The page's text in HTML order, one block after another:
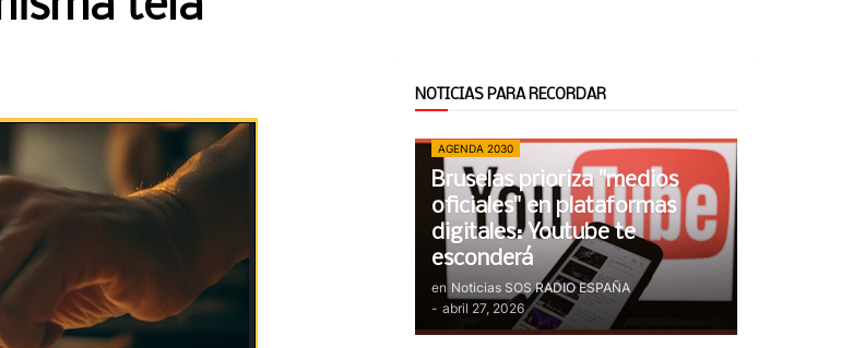
NOTICIAS PARA RECORDAR
AGENDA 2030
Bruselas prioriza "medios
oficiales" en plataformas
digitales: Youtube te
esconderá
en Noticias SOS RADIO ESPAÑA
- abril 27, 2026